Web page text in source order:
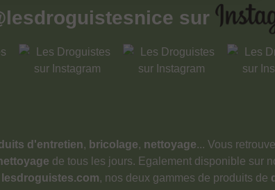
sur
d'entretien, bricolage, nettoyage... Vous
de tous les jours. Egalement disponible sur
lesdroguistes.com, nos deux gammes de produits de